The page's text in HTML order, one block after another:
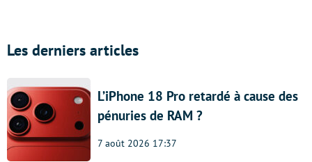
Les derniers articles
L’iPhone 18 Pro retardé à cause des
pénuries de RAM ?
7 août 2026 17:37